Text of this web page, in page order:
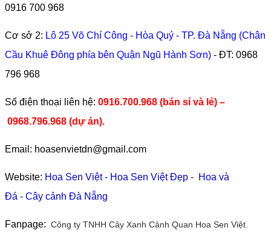
0916 700 968
Cơ sở 2: Lô 25 Võ Chí Công - Hòa Quý - TP. Đà Nẵng (Chân
Cầu Khuê Đông phía bên Quận Ngũ Hành Sơn) - ĐT: 0968
796 968
​Số điện thoại liên hệ: 0916.700.968 (bán sỉ và lẻ) –
0968.796.968 (dự án).
Email: hoasenvietdn@gmail.com
Website: Hoa Sen Việt- Hoa Sen Việt Đẹp - Hoa và
Đá - Cây cảnh Đà Nẵng
Fanpage: Công ty TNHH Cây Xanh Cảnh Quan Hoa Sen Việt.